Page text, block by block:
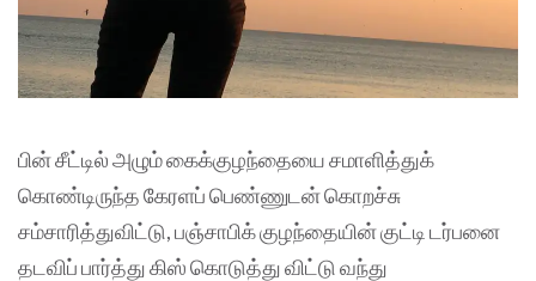
பின் சீட்டில் அழும் கைக்குழந்தையை சமாளித்துக்
கொண்டிருந்த கேரளப் பெண்ணுடன் கொறச்சு
சம்சாரித்துவிட்டு, பஞ்சாபிக் குழந்தையின் குட்டி டர்பனை
தடவிப் பார்த்து கிஸ் கொடுத்து விட்டு வந்து